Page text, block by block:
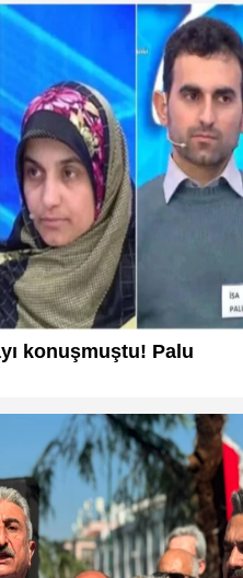
konuşmuştu! Palu